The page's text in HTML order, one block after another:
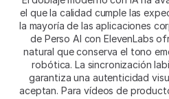
el que la calidad cumple las
la mayoría de las aplicaciones
de Perso AI con ElevenLabs
natural que conserva el tono
robótica. La sincronización
garantiza una autenticidad
aceptan. Para vídeos de